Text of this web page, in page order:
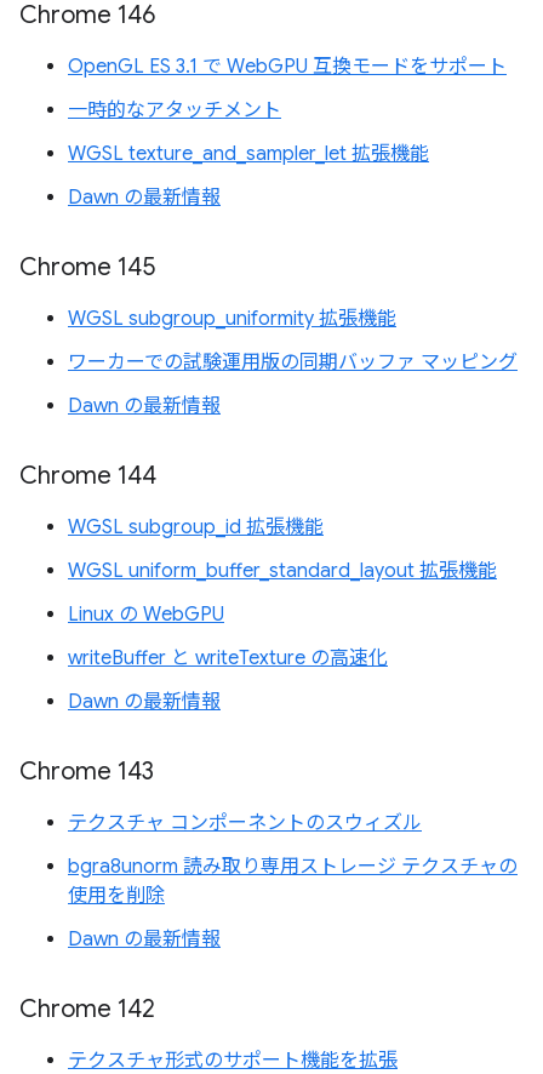
Chrome 146
OpenGL ES 3.1 で WebGPU 互換モードをサポート
一時的なアタッチメント
WGSL texture_and_sampler_let 拡張機能
Dawn の最新情報
Chrome 145
WGSL subgroup_uniformity 拡張機能
ワーカーでの試験運用版の同期バッファ マッピング
Dawn の最新情報
Chrome 144
WGSL subgroup_id 拡張機能
WGSL uniform_buffer_standard_layout 拡張機能
Linux の WebGPU
writeBuffer と writeTexture の高速化
Dawn の最新情報
Chrome 143
テクスチャ コンポーネントのスウィズル
bgra8unorm 読み取り専用ストレージ テクスチャの
使用を削除
Dawn の最新情報
Chrome 142
テクスチャ形式のサポート機能を拡張